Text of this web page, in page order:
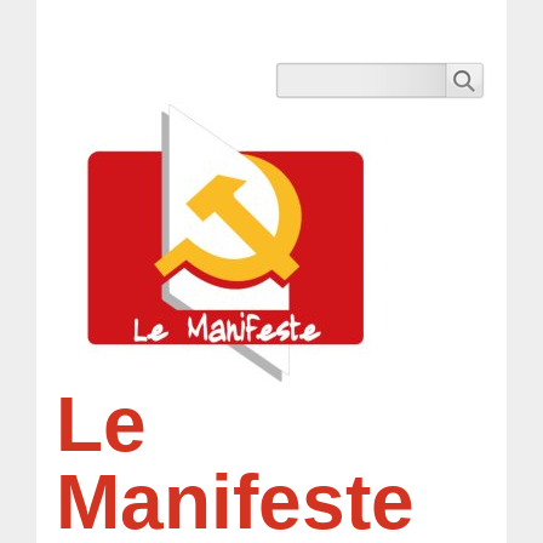
Le
Manifeste